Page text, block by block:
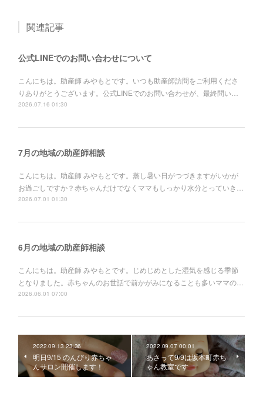
関連記事
公式LINEでのお問い合わせについて
こんにちは。助産師 みやもとです。いつも助産師訪問をご利用くださ
りありがとうございます。公式LINEでのお問い合わせが、最終問い…
2026.07.16 01:30
7月の地域の助産師相談
こんにちは。助産師 みやもとです。蒸し暑い日がつづきますがいかが
お過ごしですか？赤ちゃんだけでなくママもしっかり水分とっていき…
2026.07.01 01:30
6月の地域の助産師相談
こんにちは。助産師 みやもとです。じめじめとした湿気を感じる季節
となりました。赤ちゃんのお世話で前かがみになることも多いママの…
2026.06.01 07:00
2022.09.13 23:36
明日9/15 のんびり赤ちゃ
んサロン開催します！
2022.09.07 00:01
あさって9/9は坂本町赤ち
ゃん教室です